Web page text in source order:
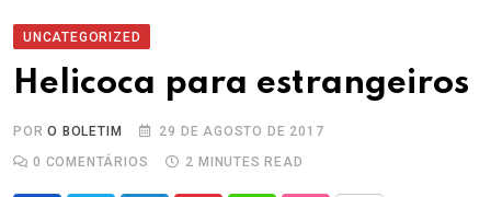
UNCATEGORIZED
Helicoca para estrangeiros
PORO BOLETIM
29 DE AGOSTO DE 2017
0 COMENTÁRIOS 2 MINUTES READ